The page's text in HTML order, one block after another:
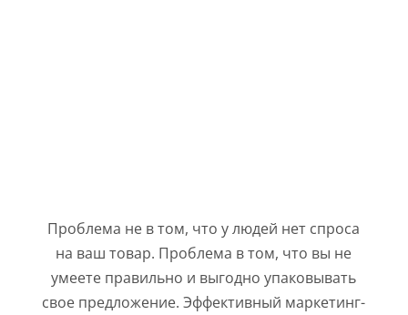
Проблема не в том, что у людей нет спроса
на ваш товар. Проблема в том, что вы не
умеете правильно и выгодно упаковывать
свое предложение. Эффективный маркетинг-